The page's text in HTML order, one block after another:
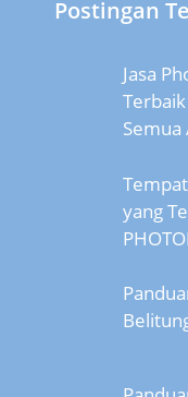
Postingan
Jasa
Semua
yang